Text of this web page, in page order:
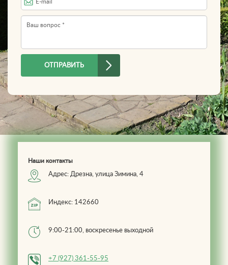
E-mail
Вопрос*
ОТПРАВИТЬ
Наши контакты
Адрес: Дрезна, улица Зимина, 4
Индекс: 142660
9:00-21:00, воскресенье выходной
+7 (927) 361-55-95